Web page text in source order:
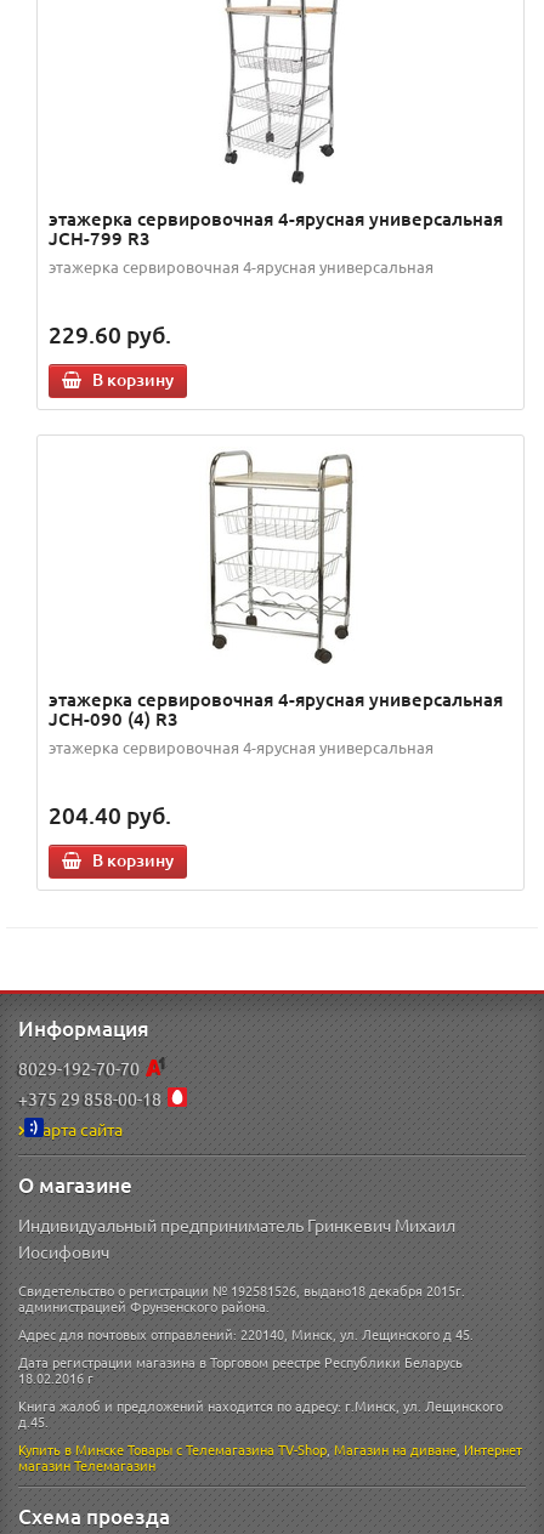
этажерка сервировочная 4-ярусная универсальная
JCH-799 R3
этажерка сервировочная 4-ярусная универсальная
229.60 руб.
В корзину
этажерка сервировочная 4-ярусная универсальная
JCH-090 (4) R3
этажерка сервировочная 4-ярусная универсальная
204.40 руб.
В корзину
Информация
8029-192-70-70
+375 29 858-00-18
Карта сайта
О магазине
Индивидуальный предприниматель Гринкевич Михаил
Иосифович
Свидетельство о регистрации № 192581526, выдано18 декабря 2015г.
администрацией Фрунзенского района.
Адрес для почтовых отправлений: 220140, Минск, ул. Лещинского д 45.
Дата регистрации магазина в Торговом реестре Республики Беларусь
18.02.2016 г
Книга жалоб и предложений находится по адресу: г.Минск, ул. Лещинского
д.45.
Купить в МинскеТовары с Телемагазина TV-Shop,Магазин на диване,Интернет
магазинТелемагазин
Схема проезда